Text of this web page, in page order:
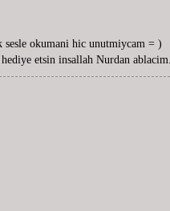
sesle okumani hic unutmiycam = )
etsin insallah Nurdan ablacim.